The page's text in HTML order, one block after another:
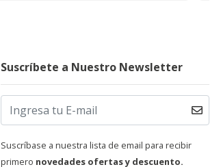
Suscríbete a Nuestro Newsletter
Suscríbase a nuestra lista de email para recibir
primero novedades ofertas y descuento.